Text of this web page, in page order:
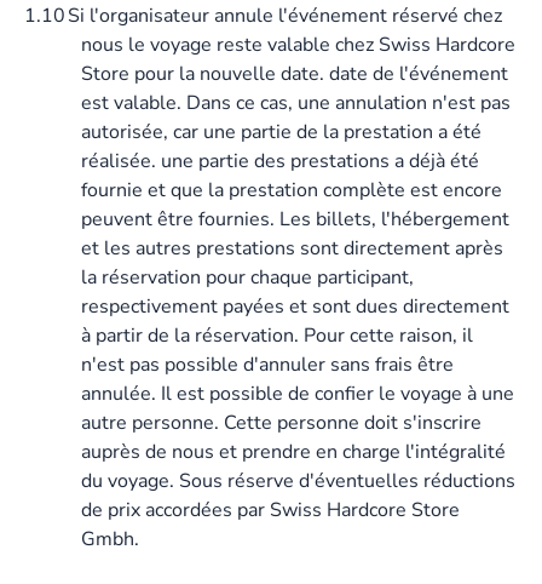
1.10Si l'organisateur annule l'événement réservé chez
nous le voyage reste valable chez Swiss Hardcore
Store pour la nouvelle date. date de l'événement
est valable. Dans ce cas, une annulation n'est pas
autorisée, car une partie de la prestation a été
réalisée. une partie des prestations a déjà été
fournie et que la prestation complète est encore
peuvent être fournies. Les billets, l'hébergement
et les autres prestations sont directement après
la réservation pour chaque participant,
respectivement payées et sont dues directement
à partir de la réservation. Pour cette raison, il
n'est pas possible d'annuler sans frais être
annulée. Il est possible de confier le voyage à une
autre personne. Cette personne doit s'inscrire
auprès de nous et prendre en charge l'intégralité
du voyage. Sous réserve d'éventuelles réductions
de prix accordées par Swiss Hardcore Store
Gmbh.